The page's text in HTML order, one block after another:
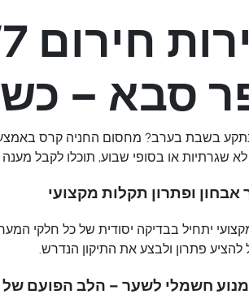
סבא –
שגרתיות או בסופי שבוע, תוכלו לקבל
אבחון ופתרון תקלות מקצועי
יתחיל בבדיקה יסודית של כל חלקי
להציע פתרון ולבצע את התיקון הנדרש.
מנוע חשמלי לשער – הלב הפועם